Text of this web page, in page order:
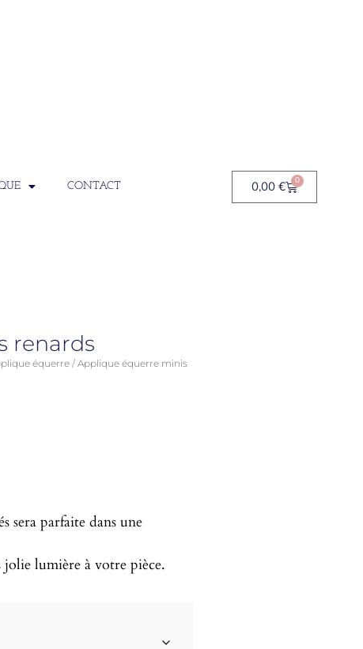
CONTACT 0,00 € 0
renards
équerre / Applique équerre minis
sera parfaite dans une
lumière à votre pièce.